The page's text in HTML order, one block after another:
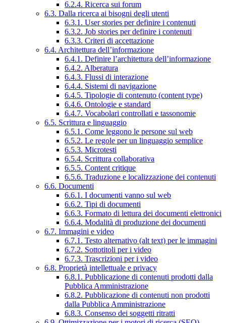
6.2.4. Ricerca sui forum
6.3. Dalla ricerca ai bisogni degli utenti
6.3.1. User stories per definire i contenuti
6.3.2. Job stories per definire i contenuti
6.3.3. Criteri di accettazione
6.4. Architettura dell’informazione
6.4.1. Definire l’architettura dell’informazione
6.4.2. Alberatura
6.4.3. Flussi di interazione
6.4.4. Sistemi di navigazione
6.4.5. Tipologie di contenuto (content type)
6.4.6. Ontologie e standard
6.4.7. Vocabolari controllati e tassonomie
6.5. Scrittura e linguaggio
6.5.1. Come leggono le persone sul web
6.5.2. Le regole per un linguaggio semplice
6.5.3. Microtesti
6.5.4. Scrittura collaborativa
6.5.5. Content critique
6.5.6. Traduzione e localizzazione dei contenuti
6.6. Documenti
6.6.1. I documenti vanno sul web
6.6.2. Tipi di documenti
6.6.3. Formato di lettura dei documenti elettronici
6.6.4. Modalità di produzione dei documenti
6.7. Immagini e video
6.7.1. Testo alternativo (alt text) per le immagini
6.7.2. Sottotitoli per i video
6.7.3. Trascrizioni per i video
6.8. Proprietà intellettuale e privacy
6.8.1. Pubblicazione di contenuti prodotti dalla
Pubblica Amministrazione
6.8.2. Pubblicazione di contenuti non prodotti
dalla Pubblica Amministrazione
6.8.3. Consenso dei soggetti ritratti